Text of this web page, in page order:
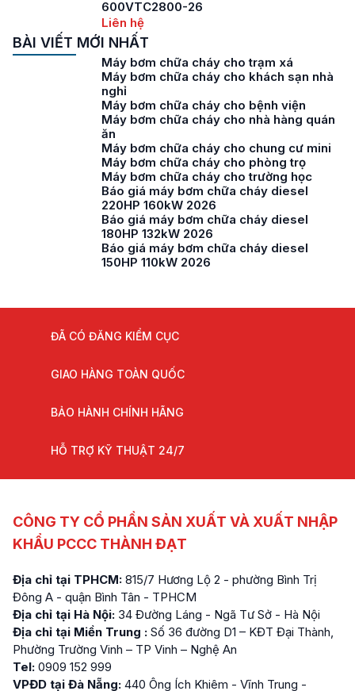
600VTC2800-26
Liên hệ
BÀI VIẾT MỚI NHẤT
Máy bơm chữa cháy cho trạm xá
Máy bơm chữa cháy cho khách sạn nhà
nghỉ
Máy bơm chữa cháy cho bệnh viện
Máy bơm chữa cháy cho nhà hàng quán
ăn
Máy bơm chữa cháy cho chung cư mini
Máy bơm chữa cháy cho phòng trọ
Máy bơm chữa cháy cho trường học
Báo giá máy bơm chữa cháy diesel
220HP 160kW 2026
Báo giá máy bơm chữa cháy diesel
180HP 132kW 2026
Báo giá máy bơm chữa cháy diesel
150HP 110kW 2026
ĐÃ CÓ ĐĂNG KIỂM CỤC
GIAO HÀNG TOÀN QUỐC
BẢO HÀNH CHÍNH HÃNG
HỖ TRỢ KỸ THUẬT 24/7
CÔNG TY CỔ PHẦN SẢN XUẤT VÀ XUẤT NHẬP
KHẨU PCCC THÀNH ĐẠT
Địa chỉ tại TPHCM: 815/7 Hương Lộ 2 - phường Bình Trị
Đông A - quận Bình Tân - TPHCM
Địa chỉ tại Hà Nội: 34 Đường Láng - Ngã Tư Sở - Hà Nội
Địa chỉ tại Miền Trung : Số 36 đường D1 – KĐT Đại Thành,
Phường Trường Vinh – TP Vinh – Nghệ An
Tel: 0909 152 999
VPĐD tại Đà Nẵng: 440 Ông Ích Khiêm - Vĩnh Trung -